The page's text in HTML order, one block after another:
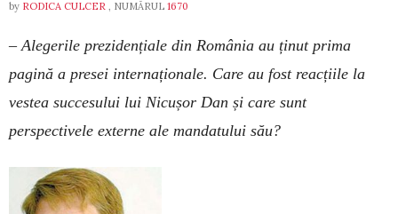
by RODICA CULCER , NUMĂRUL 1670
– Alegerile prezidențiale din România au ținut prima
pagină a presei internaționale. Care au fost reacțiile la
vestea succesului lui Nicușor Dan și care sunt
perspectivele externe ale mandatului său?